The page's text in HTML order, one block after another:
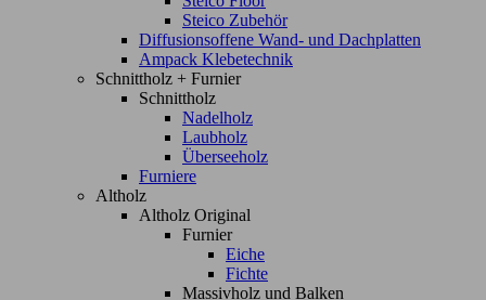
Steico Zubehör
Diffusionsoffene Wand- und Dachplatten
Ampack Klebetechnik
Schnittholz + Furnier
Schnittholz
Nadelholz
Laubholz
Überseeholz
Furniere
Altholz
Altholz Original
Furnier
Eiche
Fichte
Massivholz und Balken